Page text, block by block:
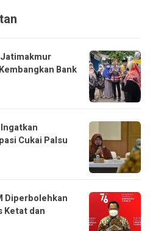
Bank
Cukai Palsu
Diperbolehkan
Ketat dan